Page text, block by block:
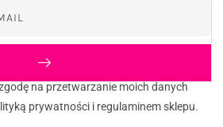
na przetwarzanie moich danych
prywatności i regulaminem sklepu.